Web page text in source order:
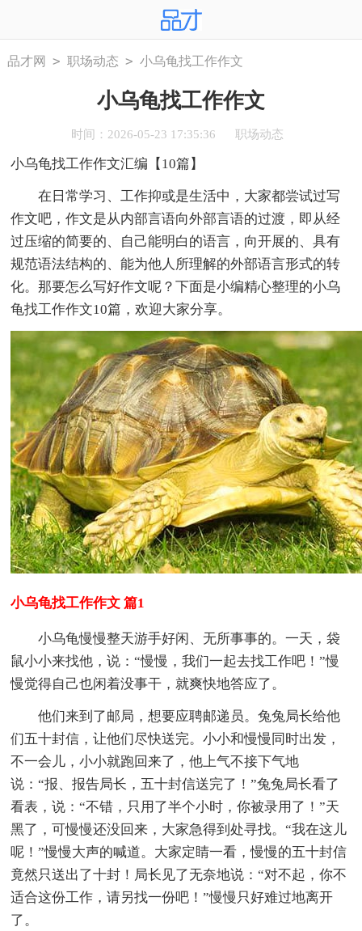
品才网 > 职场动态 > 小乌龟找工作作文
小乌龟找工作作文
时间：2026-05-23 17:35:36 职场动态
小乌龟找工作作文汇编【10篇】
在日常学习、工作抑或是生活中，大家都尝试过写
作文吧，作文是从内部言语向外部言语的过渡，即从经
过压缩的简要的、自己能明白的语言，向开展的、具有
规范语法结构的、能为他人所理解的外部语言形式的转
化。那要怎么写好作文呢？下面是小编精心整理的小乌
龟找工作作文10篇，欢迎大家分享。
小乌龟找工作作文 篇1
小乌龟慢慢整天游手好闲、无所事事的。一天，袋
鼠小小来找他，说：“慢慢，我们一起去找工作吧！”慢
慢觉得自己也闲着没事干，就爽快地答应了。
他们来到了邮局，想要应聘邮递员。兔兔局长给他
们五十封信，让他们尽快送完。小小和慢慢同时出发，
不一会儿，小小就跑回来了，他上气不接下气地
说：“报、报告局长，五十封信送完了！”兔兔局长看了
看表，说：“不错，只用了半个小时，你被录用了！”天
黑了，可慢慢还没回来，大家急得到处寻找。“我在这儿
呢！”慢慢大声的喊道。大家定睛一看，慢慢的五十封信
竟然只送出了十封！局长见了无奈地说：“对不起，你不
适合这份工作，请另找一份吧！”慢慢只好难过地离开
了。